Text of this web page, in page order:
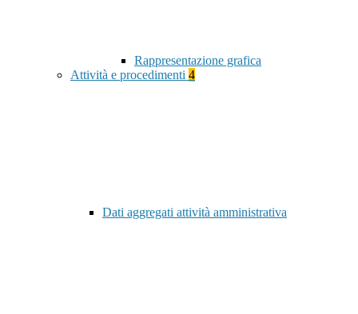
Rappresentazione grafica
Attività e procedimenti 4
Dati aggregati attività amministrativa